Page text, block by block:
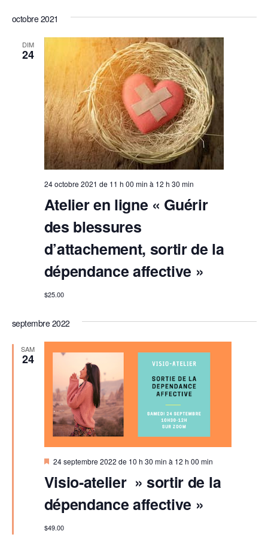
octobre 2021
DIM
24
Atelier en ligne « Guérir
des blessures
d’attachement, sortir de la
dépendance affective »
24 octobre 2021 de 11 h 00 min à 12 h 30 min
$25.00
septembre 2022
SAM
24
Visio-atelier » sortir de la
dépendance affective »
M
s
e
n
a
a
24 septembre 2022 de 10 h 30 min à 12 h 00 min
$49.00